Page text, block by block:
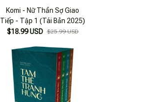
Komi - Nữ Thần Sợ Giao
Tiếp - Tập 1 (Tái Bản 2025)
$18.99 USD $25.99 USD